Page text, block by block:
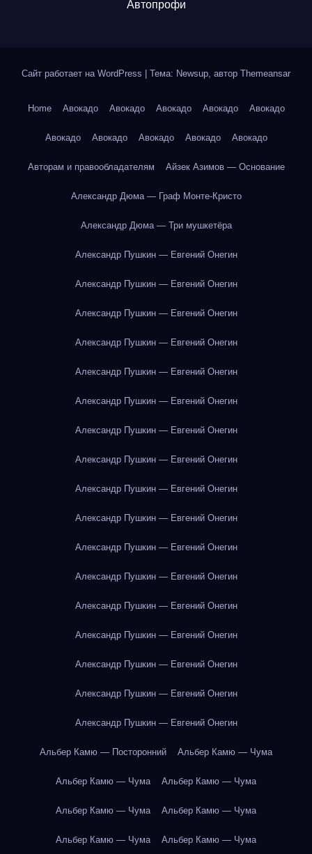
Автопрофи
Сайт работает на WordPress Тема: Newsup, автор Themeansar
Home Авокадо Авокадо Авокадо Авокадо Авокадо
Авокадо Авокадо Авокадо Авокадо Авокадо
Авторам и правообладателям Айзек Азимов — Основание
Александр Дюма — Граф Монте-Кристо
Александр Дюма — Три мушкетёра
Александр Пушкин — Евгений Онегин
Александр Пушкин — Евгений Онегин
Александр Пушкин — Евгений Онегин
Александр Пушкин — Евгений Онегин
Александр Пушкин — Евгений Онегин
Александр Пушкин — Евгений Онегин
Александр Пушкин — Евгений Онегин
Александр Пушкин — Евгений Онегин
Александр Пушкин — Евгений Онегин
Александр Пушкин — Евгений Онегин
Александр Пушкин — Евгений Онегин
Александр Пушкин — Евгений Онегин
Александр Пушкин — Евгений Онегин
Александр Пушкин — Евгений Онегин
Александр Пушкин — Евгений Онегин
Александр Пушкин — Евгений Онегин
Александр Пушкин — Евгений Онегин
Альбер Камю — Посторонний Альбер Камю — Чума
Альбер Камю — Чума Альбер Камю — Чума
Альбер Камю — Чума Альбер Камю — Чума
Альбер Камю — Чума Альбер Камю — Чума